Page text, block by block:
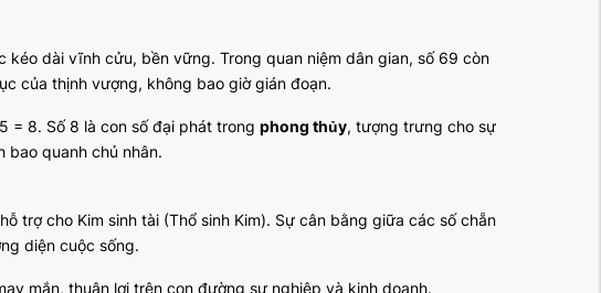
dài vĩnh cửu, bền vững. Trong quan niệm dân gian, số 69 còn
của thịnh vượng, không bao giờ gián đoạn.
= 8. Số 8 là con số đại phát trong phong thủy, tượng trưng cho sự
bao quanh chủ nhân.
trợ cho Kim sinh tài (Thổ sinh Kim). Sự cân bằng giữa các số chẵn
diện cuộc sống.
mắn, thuận lợi trên con đường sự nghiệp và kinh doanh.